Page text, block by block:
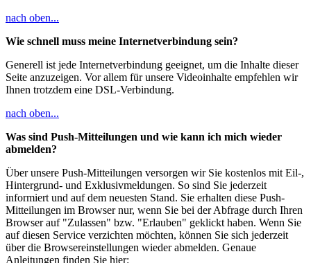
nach oben...
Wie schnell muss meine Internetverbindung sein?
Generell ist jede Internetverbindung geeignet, um die Inhalte dieser
Seite anzuzeigen. Vor allem für unsere Videoinhalte empfehlen wir
Ihnen trotzdem eine DSL-Verbindung.
nach oben...
Was sind Push-Mitteilungen und wie kann ich mich wieder
abmelden?
Über unsere Push-Mitteilungen versorgen wir Sie kostenlos mit Eil-,
Hintergrund- und Exklusivmeldungen. So sind Sie jederzeit
informiert und auf dem neuesten Stand. Sie erhalten diese Push-
Mitteilungen im Browser nur, wenn Sie bei der Abfrage durch Ihren
Browser auf "Zulassen" bzw. "Erlauben" geklickt haben. Wenn Sie
auf diesen Service verzichten möchten, können Sie sich jederzeit
über die Browsereinstellungen wieder abmelden. Genaue
Anleitungen finden Sie hier: